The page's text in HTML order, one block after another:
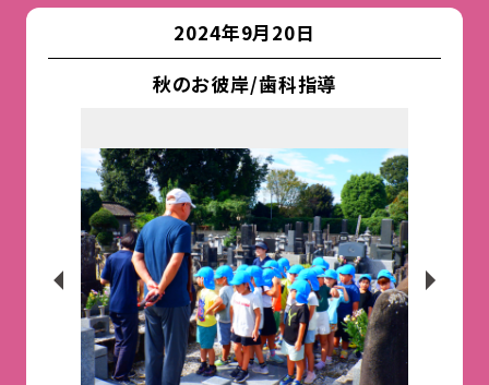
2024年9月20日
秋のお彼岸/歯科指導